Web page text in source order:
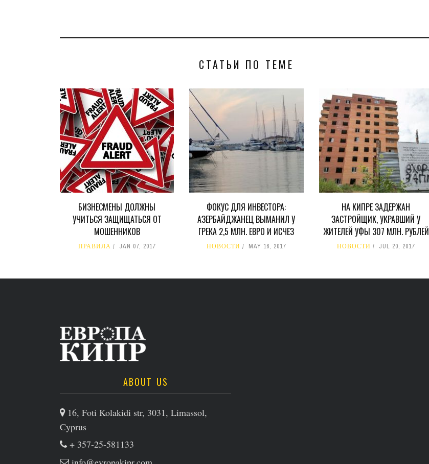
СТАТЬИ ПО ТЕМЕ
БИЗНЕСМЕНЫ ДОЛЖНЫ
УЧИТЬСЯ ЗАЩИЩАТЬСЯ ОТ
МОШЕННИКОВ
ПРАВИЛА JAN 07, 2017
ФОКУС ДЛЯ ИНВЕСТОРА:
АЗЕРБАЙДЖАНЕЦ ВЫМАНИЛ У
ГРЕКА 2,5 МЛН. ЕВРО И ИСЧЕЗ
НОВОСТИ MAY 16, 2017
НА КИПРЕ ЗАДЕРЖАН
ЗАСТРОЙЩИК, УКРАВШИЙ У
ЖИТЕЛЕЙ УФЫ 307 МЛН. РУБЛЕЙ
НОВОСТИ JUL 20, 2017
МЕСТОРОЖДЕНИИ KRONOS
ABOUT US
16, Foti Kolakidi str, 3031, Limassol,
Cyprus
+ 357-25-581133